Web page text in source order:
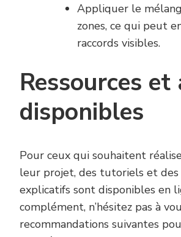
Appliquer le
zones, ce qui peut
raccords visibles.
Ressources et
disponibles
Pour ceux qui souhaitent
leur projet, des tutoriels et des
explicatifs sont disponibles en
complément, n’hésitez pas à
recommandations suivantes